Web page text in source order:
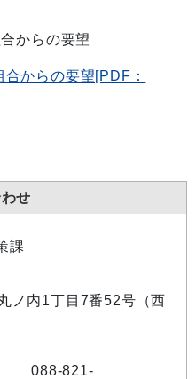
からの要望
からの要望[PDF：
せ
課
ノ内1丁目7番52号（西
821-